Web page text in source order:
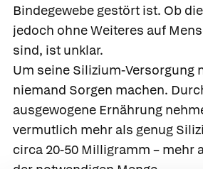
Bindegewebe gestört ist. Ob
jedoch ohne Weiteres auf
sind, ist unklar.
Um seine Silizium-Versorgung
niemand Sorgen machen.
ausgewogene Ernährung
vermutlich mehr als genug
circa 20-50 Milligramm – mehr